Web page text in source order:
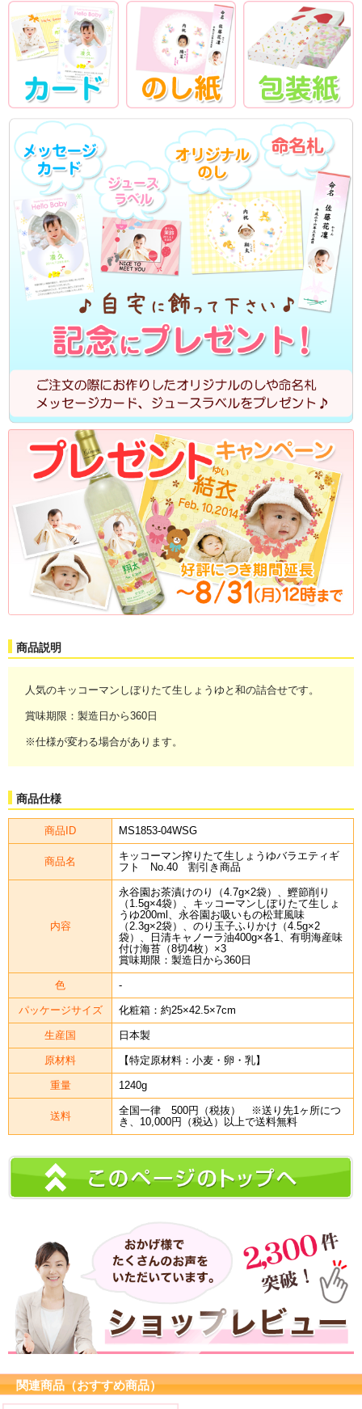
商品説明
人気のキッコーマンしぼりたて生しょうゆと和の詰合せです。
賞味期限：製造日から360日
※仕様が変わる場合があります。
商品仕様
商品ID MS1853-04WSG
商品名
キッコーマン搾りたて生しょうゆバラエティギ
フト No.40 割引き商品
内容
永谷園お茶漬けのり（4.7g×2袋）、鰹節削り
（1.5g×4袋）、キッコーマンしぼりたて生しょ
うゆ200ml、永谷園お吸いもの松茸風味
（2.3g×2袋）、のり玉子ふりかけ（4.5g×2
袋）、日清キャノーラ油400g×各1、有明海産味
付け海苔（8切4枚）×3
賞味期限：製造日から360日
色 -
パッケージサイズ 化粧箱：約25×42.5×7cm
生産国 日本製
原材料 【特定原材料：小麦・卵・乳】
重量 1240g
送料
全国一律 500円（税抜） ※送り先1ヶ所につ
き、10,000円（税込）以上で送料無料
関連商品（おすすめ商品）